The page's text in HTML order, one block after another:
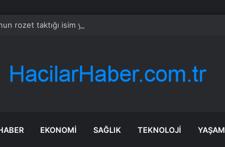
rozet taktığı isim yılların CHP’lisi çıktı
EKONOMI SAĞLIK TEKNOLOJI YAŞAM